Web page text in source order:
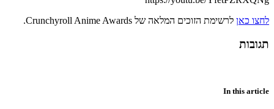
לחצו כאן לרשימת הזוכים המלאה של Crunchyroll Anime Awards.
תגובות
In this article